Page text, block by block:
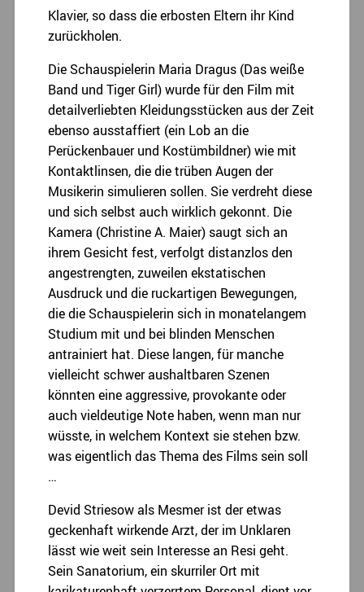
Klavier, so dass die erbosten Eltern ihr Kind
zurückholen.
Die Schauspielerin Maria Dragus (Das weiße
Band und Tiger Girl) wurde für den Film mit
detailverliebten Kleidungsstücken aus der Zeit
ebenso ausstaffiert (ein Lob an die
Perückenbauer und Kostümbildner) wie mit
Kontaktlinsen, die die trüben Augen der
Musikerin simulieren sollen. Sie verdreht diese
und sich selbst auch wirklich gekonnt. Die
Kamera (Christine A. Maier) saugt sich an
ihrem Gesicht fest, verfolgt distanzlos den
angestrengten, zuweilen ekstatischen
Ausdruck und die ruckartigen Bewegungen,
die die Schauspielerin sich in monatelangem
Studium mit und bei blinden Menschen
antrainiert hat. Diese langen, für manche
vielleicht schwer aushaltbaren Szenen
könnten eine aggressive, provokante oder
auch vieldeutige Note haben, wenn man nur
wüsste, in welchem Kontext sie stehen bzw.
was eigentlich das Thema des Films sein soll
…
Devid Striesow als Mesmer ist der etwas
geckenhaft wirkende Arzt, der im Unklaren
lässt wie weit sein Interesse an Resi geht.
Sein Sanatorium, ein skurriler Ort mit